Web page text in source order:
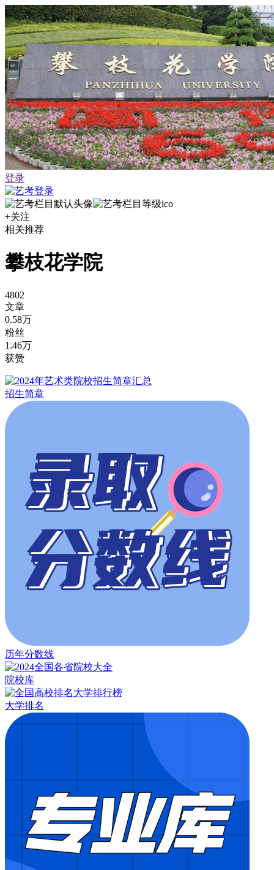
登录
+关注
相关推荐
攀枝花学院
4802
文章
0.58万
粉丝
1.46万
获赞
招生简章
历年分数线
院校库
大学排名